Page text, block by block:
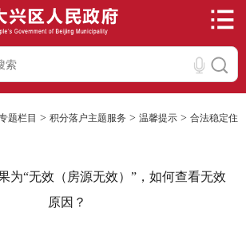
题栏目 > 积分落户主题服务 > 温馨提示 > 合法稳定住
为“无效（房源无效）”，如何查看无效
原因？